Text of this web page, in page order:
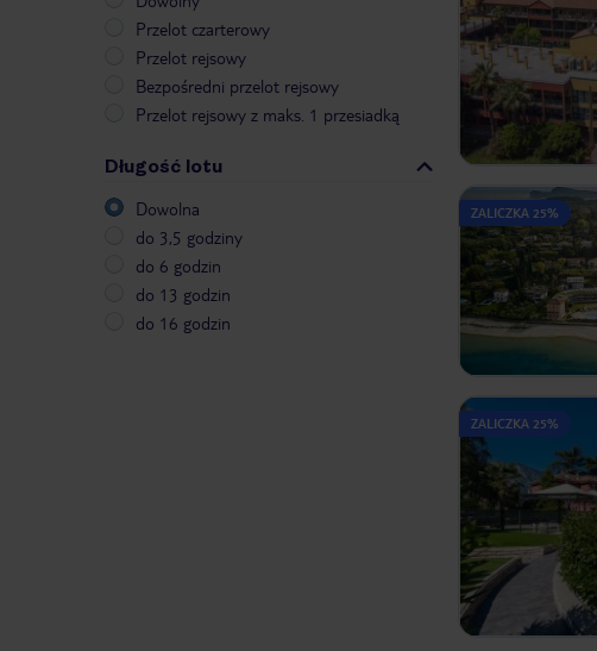
Przelot czarterowy
Przelot rejsowy
Bezpośredni przelot rejsowy
Przelot rejsowy z maks. 1 przesiadką
Długość lotu
Dowolna
do 3,5 godziny
do 6 godzin
do 13 godzin
do 16 godzin
ZALICZKA 25%
ZALICZKA 25%